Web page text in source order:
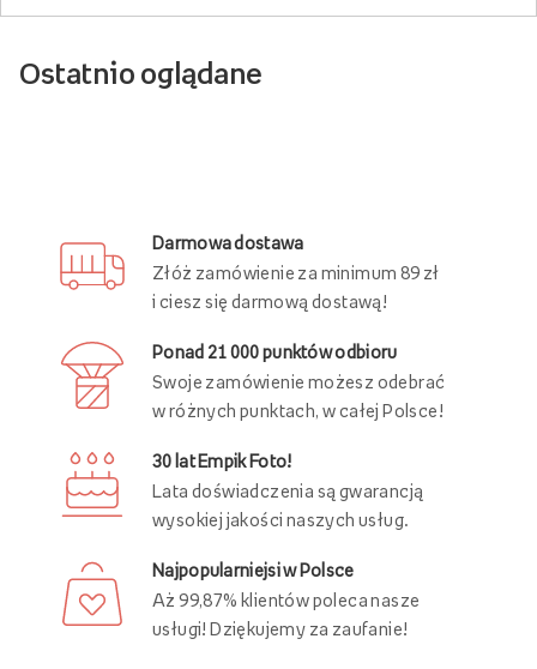
Ostatnio oglądane
Darmowa dostawa
Złóż zamówienie za minimum 89 zł
i ciesz się darmową dostawą!
Ponad 21 000 punktów odbioru
Swoje zamówienie możesz odebrać
w różnych punktach, w całej Polsce!
30 lat Empik Foto!
Lata doświadczenia są gwarancją
wysokiej jakości naszych usług.
Najpopularniejsi w Polsce
Aż 99,87% klientów poleca nasze
usługi! Dziękujemy za zaufanie!